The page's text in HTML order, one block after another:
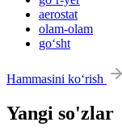
aerostat
olam-olam
go‘sht
Hammasini ko‘rish
Yangi so'zlar